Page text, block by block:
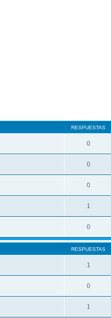
RESPUESTAS
0
0
0
1
0
RESPUESTAS
1
0
1